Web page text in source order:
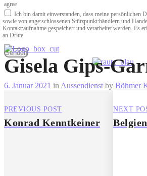
agree
Ich bin damit einverstanden, dass meine persönlichen
sowie von ange­:schlossenen Stützpunkt­:händlern und
Kontakt­:aufnahme gespeichert und verarbeitet werden. Es
an Dritte.
Senden
Gisela Gips-
6. Januar 2021 in Aussendienst by Böhmer
PREVIOUS POST
Konrad Kenntkeiner
NEXT
Belgien